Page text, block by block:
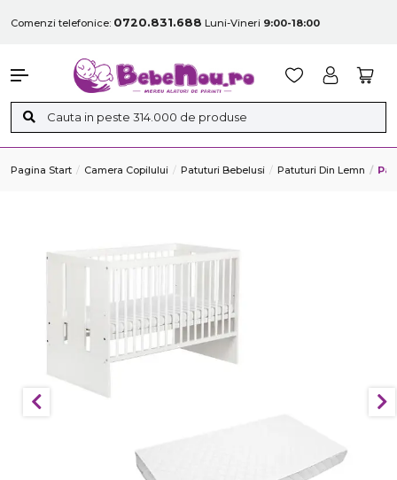
Comenzi telefonice: 0720.831.688 Luni-Vineri 9:00-18:00
Pagina Start Camera Copilului Patuturi Bebelusi Patuturi Din Lemn